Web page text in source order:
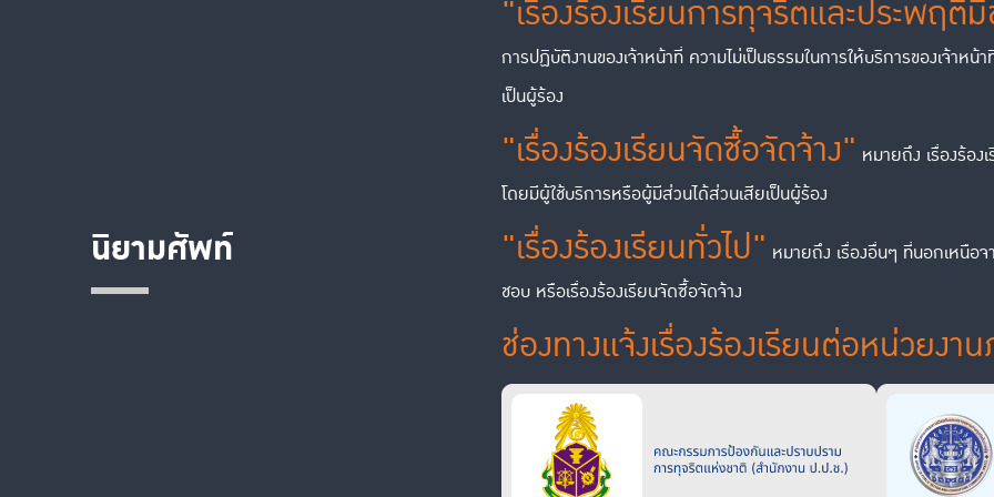
นิยามศัพท์
"เรื่องร้องเรียนการทุจริตและประพฤติ
การปฏิบัติงานของเจ้าหน้าที่ ความไม่เป็นธรรมในการให้บริการของเจ้าห
เป็นผู้ร้อง
"เรื่องร้องเรียนจัดซื้อจัดจ้าง" หมายถึง เรื่องร้อ
โดยมีผู้ใช้บริการหรือผู้มีส่วนได้ส่วนเสียเป็นผู้ร้อง
"เรื่องร้องเรียนทั่วไป" หมายถึง เรื่องอื่นๆ ที่นอกเหนือ
ชอบ หรือเรื่องร้องเรียนจัดซื้อจัดจ้าง
ช่องทางแจ้งเรื่องร้องเรียนต่อหน่วยงา